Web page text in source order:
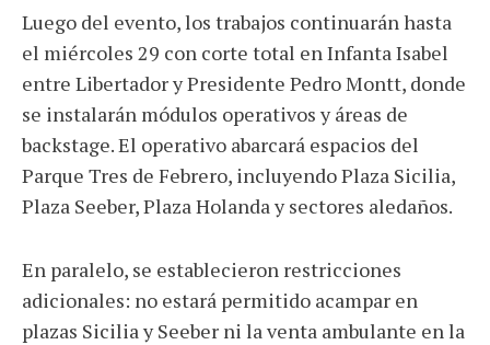
Luego del evento, los trabajos continuarán hasta
el miércoles 29 con corte total en Infanta Isabel
entre Libertador y Presidente Pedro Montt, donde
se instalarán módulos operativos y áreas de
backstage. El operativo abarcará espacios del
Parque Tres de Febrero, incluyendo Plaza Sicilia,
Plaza Seeber, Plaza Holanda y sectores aledaños.
En paralelo, se establecieron restricciones
adicionales: no estará permitido acampar en
plazas Sicilia y Seeber ni la venta ambulante en la